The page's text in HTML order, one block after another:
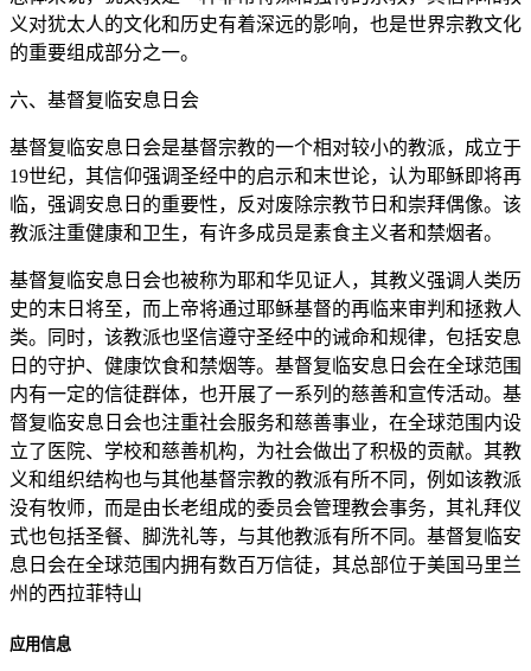
义对犹太人的文化和历史有着深远的影响，也是世界宗教文化
的重要组成部分之一。
六、基督复临安息日会
基督复临安息日会是基督宗教的一个相对较小的教派，成立于
19世纪，其信仰强调圣经中的启示和末世论，认为耶稣即将再
临，强调安息日的重要性，反对废除宗教节日和崇拜偶像。该
教派注重健康和卫生，有许多成员是素食主义者和禁烟者。
基督复临安息日会也被称为耶和华见证人，其教义强调人类历
史的末日将至，而上帝将通过耶稣基督的再临来审判和拯救人
类。同时，该教派也坚信遵守圣经中的诫命和规律，包括安息
日的守护、健康饮食和禁烟等。基督复临安息日会在全球范围
内有一定的信徒群体，也开展了一系列的慈善和宣传活动。基
督复临安息日会也注重社会服务和慈善事业，在全球范围内设
立了医院、学校和慈善机构，为社会做出了积极的贡献。其教
义和组织结构也与其他基督宗教的教派有所不同，例如该教派
没有牧师，而是由长老组成的委员会管理教会事务，其礼拜仪
式也包括圣餐、脚洗礼等，与其他教派有所不同。基督复临安
息日会在全球范围内拥有数百万信徒，其总部位于美国马里兰
州的西拉菲特山
应用信息